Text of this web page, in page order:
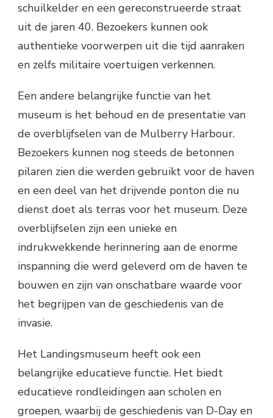
schuilkelder en een gereconstrueerde straat
uit de jaren 40. Bezoekers kunnen ook
authentieke voorwerpen uit die tijd aanraken
en zelfs militaire voertuigen verkennen.
Een andere belangrijke functie van het
museum is het behoud en de presentatie van
de overblijfselen van de Mulberry Harbour.
Bezoekers kunnen nog steeds de betonnen
pilaren zien die werden gebruikt voor de haven
en een deel van het drijvende ponton die nu
dienst doet als terras voor het museum. Deze
overblijfselen zijn een unieke en
indrukwekkende herinnering aan de enorme
inspanning die werd geleverd om de haven te
bouwen en zijn van onschatbare waarde voor
het begrijpen van de geschiedenis van de
invasie.
Het Landingsmuseum heeft ook een
belangrijke educatieve functie. Het biedt
educatieve rondleidingen aan scholen en
groepen, waarbij de geschiedenis van D-Day en